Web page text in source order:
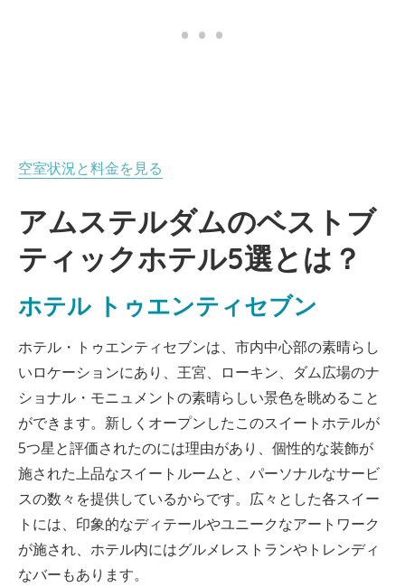
空室状況と料金を見る
アムステルダムのベストブ
ティックホテル5選とは？
ホテル トゥエンティセブン
ホテル・トゥエンティセブンは、市内中心部の素晴らし
いロケーションにあり、王宮、ローキン、ダム広場のナ
ショナル・モニュメントの素晴らしい景色を眺めること
ができます。新しくオープンしたこのスイートホテルが
5つ星と評価されたのには理由があり、個性的な装飾が
施された上品なスイートルームと、パーソナルなサービ
スの数々を提供しているからです。広々とした各スイー
トには、印象的なディテールやユニークなアートワーク
が施され、ホテル内にはグルメレストランやトレンディ
なバーもあります。